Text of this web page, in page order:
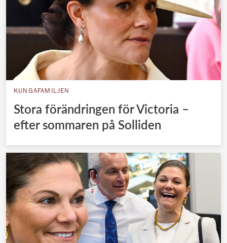
KUNGAFAMILJEN
Stora förändringen för Victoria –
efter sommaren på Solliden